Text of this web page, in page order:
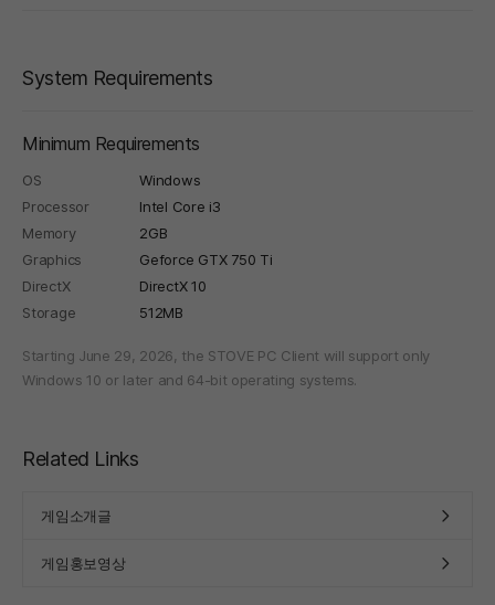
System Requirements
Minimum Requirements
OS
Windows
Processor
Intel Core i3
Memory
2GB
Graphics
Geforce GTX 750 Ti
DirectX
DirectX 10
Storage
512MB
Starting June 29, 2026, the STOVE PC Client will support only
Windows 10 or later and 64-bit operating systems.
Related Links
게임소개글
게임홍보영상